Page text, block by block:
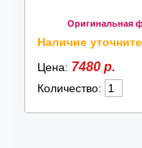
Оригинальная
Наличие
Цена: 7480 р.
Количество: